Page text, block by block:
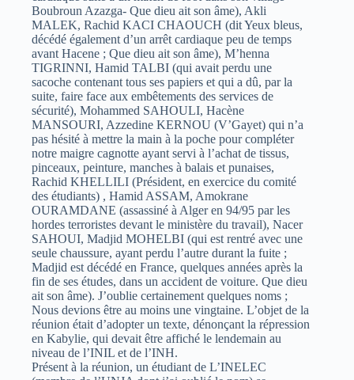
Boubroun Azazga- Que dieu ait son âme), Akli
MALEK, Rachid KACI CHAOUCH (dit Yeux bleus,
décédé également d’un arrêt cardiaque peu de temps
avant Hacene ; Que dieu ait son âme), M’henna
TIGRINNI, Hamid TALBI (qui avait perdu une
sacoche contenant tous ses papiers et qui a dû, par la
suite, faire face aux embêtements des services de
sécurité), Mohammed SAHOULI, Hacène
MANSOURI, Azzedine KERNOU (V’Gayet) qui n’a
pas hésité à mettre la main à la poche pour compléter
notre maigre cagnotte ayant servi à l’achat de tissus,
pinceaux, peinture, manches à balais et punaises,
Rachid KHELLILI (Président, en exercice du comité
des étudiants) , Hamid ASSAM, Amokrane
OURAMDANE (assassiné à Alger en 94/95 par les
hordes terroristes devant le ministère du travail), Nacer
SAHOUI, Madjid MOHELBI (qui est rentré avec une
seule chaussure, ayant perdu l’autre durant la fuite ;
Madjid est décédé en France, quelques années après la
fin de ses études, dans un accident de voiture. Que dieu
ait son âme). J’oublie certainement quelques noms ;
Nous devions être au moins une vingtaine. L’objet de la
réunion était d’adopter un texte, dénonçant la répression
en Kabylie, qui devait être affiché le lendemain au
niveau de l’INIL et de l’INH.
Présent à la réunion, un étudiant de L’INELEC